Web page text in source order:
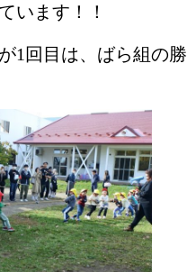
います！！
1回目は、ばら組の勝